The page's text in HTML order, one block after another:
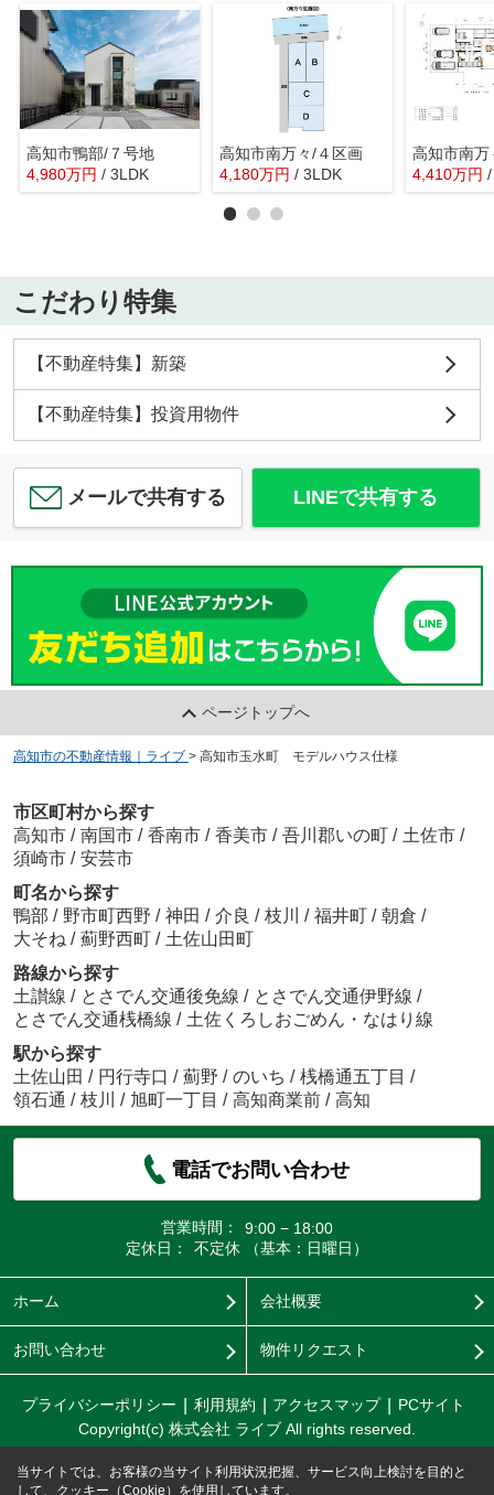
高知市鴨部/７号地
4,980万円 / 3LDK
高知市南万々/４区画
4,180万円 / 3LDK
高知市南万
4,410万円
こだわり特集
【不動産特集】新築
【不動産特集】投資用物件
メールで共有する LINEで共有する
ページトップへ
高知市の不動産情報｜ライブ > 高知市玉水町 モデルハウス仕様
市区町村から探す
高知市 / 南国市 / 香南市 / 香美市 / 吾川郡いの町 / 土佐市 /
須崎市 / 安芸市
町名から探す
鴨部 / 野市町西野 / 神田 / 介良 / 枝川 / 福井町 / 朝倉 /
大そね / 薊野西町 / 土佐山田町
路線から探す
土讃線 / とさでん交通後免線 / とさでん交通伊野線 /
とさでん交通桟橋線 / 土佐くろしおごめん・なはり線
駅から探す
土佐山田 / 円行寺口 / 薊野 / のいち / 桟橋通五丁目 /
領石通 / 枝川 / 旭町一丁目 / 高知商業前 / 高知
電話でお問い合わせ
営業時間：
9:00 − 18:00
定休日：
不定休 （基本：日曜日）
ホーム 会社概要
お問い合わせ 物件リクエスト
プライバシーポリシー 利用規約 アクセスマップ
PCサイト
Copyright(c) 株式会社 ライブ All rights reserved.
当サイトでは、お客様の当サイト利用状況把握、サービス向上検討を目的と
して、クッキー（Cookie）を使用しています。